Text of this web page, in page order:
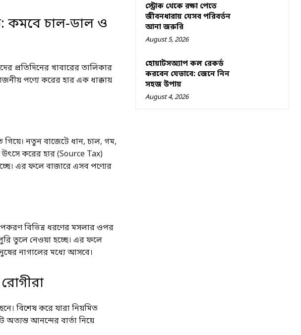
কমবে চাল-ডাল ও
প্রতিদিনের খাবারের তালিকার
পণ্যে করের হার এক ধাক্কায়
নতুন বাজেটে ধান, চাল, গম,
করের হার (Source Tax)
এর ফলে বাজারে এসব পণ্যের
বিভিন্ন ধরণের মসলার ওপর
তুলে নেওয়া হচ্ছে। এর ফলে
নাগালের মধ্যে আসবে।
বিশেষ করে যারা নিয়মিত
আনন্দের বার্তা নিয়ে
স্ট্রোক থেকে রক্ষা পেতে
জীবনধারায় যেসব পরিবর্তন
আনা জরুরি
August 5, 2026
হোয়াটসঅ্যাপ কল রেকর্ড
করবেন যেভাবে: জেনে নিন
সহজ উপায়
August 4, 2026